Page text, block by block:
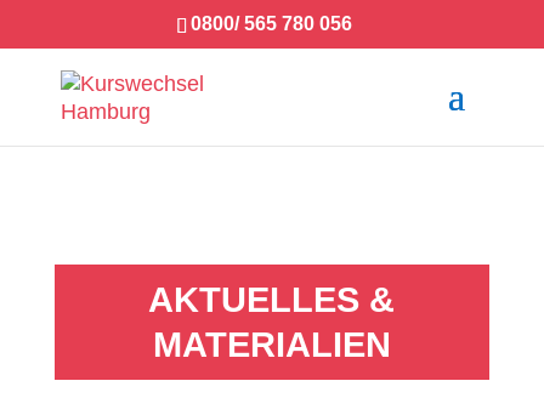
0800/ 565 780 056
AKTUELLES &
MATERIALIEN